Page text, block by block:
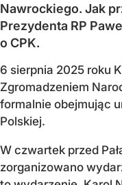
Nawrockiego. Jak
Prezydenta RP
o CPK.
6 sierpnia 2025 roku
Zgromadzeniem
formalnie obejmując
Polskiej.
W czwartek przed
zorganizowano